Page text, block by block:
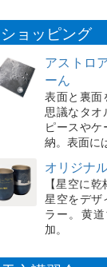
ショッピング
アストロ
ーん
表面と裏面
思議なタオ
ピースや
納。表面に
オリジナ
【星空に
星空をデザ
ラー。黄
加。